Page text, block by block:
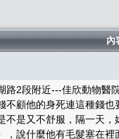
內
2段附近---佳欣動物
顧他的身死連這種錢
是又不舒服，隔一天
說什麼他有毛髮塞在